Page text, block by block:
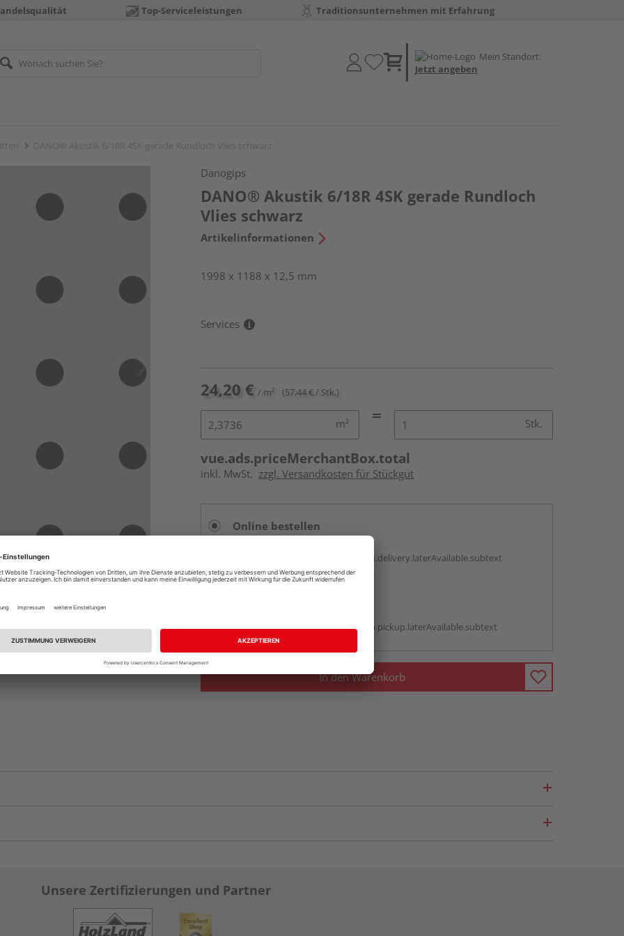
Top-Serviceleistungen Traditionsunternehmen mit Erfahrung
Mein Standort:
Jetzt angeben
Danogips
DANO® Akustik 6/18R 4SK gerade Rundloch
Vlies schwarz
Artikelinformationen
1998 x 1188 x 12,5 mm
Services
24,20 € / m² (57,44 € / Stk.)
m² Stk.
vue.ads.priceMerchantBox.total
inkl. MwSt. zzgl. Versandkosten für Stückgut
Online bestellen
vue.ads.priceMerchantBox.option.delivery.laterAvailable.subtext
vue.ads.priceMerchantBox.option.pickup.laterAvailable.subtext
In den Warenkorb
Unsere Zertifizierungen und Partner